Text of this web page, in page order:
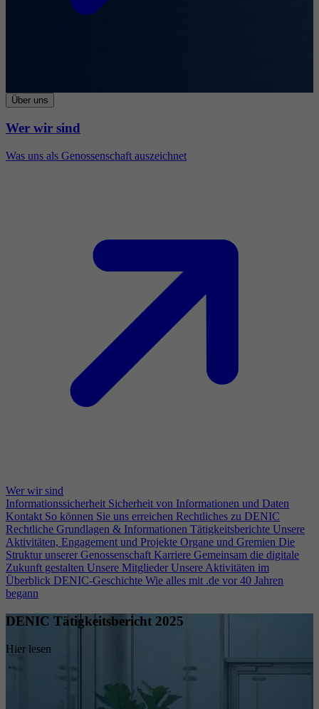
Über uns
Wer wir sind
Was uns als Genossenschaft auszeichnet
Wer wir sind
Informationssicherheit Sicherheit von Informationen und Daten
Kontakt So können Sie uns erreichen Rechtliches zu DENIC
Rechtliche Grundlagen & Informationen Tätigkeitsberichte Unsere
Aktivitäten, Engagement und Projekte Organe und Gremien Die
Struktur unserer Genossenschaft Karriere Gemeinsam die digitale
Zukunft gestalten Unsere Mitglieder Unsere Aktivitäten im
Überblick DENIC-Geschichte Wie alles mit .de vor 40 Jahren
begann
DENIC Tätigkeitsbericht 2025
Hier lesen